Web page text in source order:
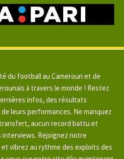
du football au Cameroun et de
à travers le monde ! Restez
infos, des résultats
leurs performances. Ne manquez
aucun record battu et
Rejoignez notre
vibrez au rythme des exploits des